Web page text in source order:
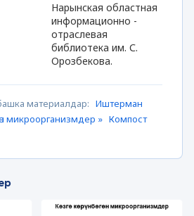
Нарынская областная
информационно -
отраслевая
библиотека им. С.
Орозбекова.
материалдар: Иштерман
микроорганизмдер » Компост